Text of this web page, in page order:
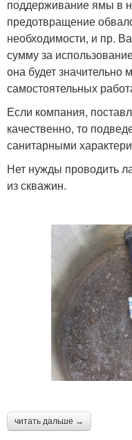
поддерживание ямы в
предотвращение
необходимости, и пр.
сумму за
она будет значительно
самостоятельных
Если компания,
качественно, то
санитарными
Нет нужды проводить
из скважин.
читать дальше →